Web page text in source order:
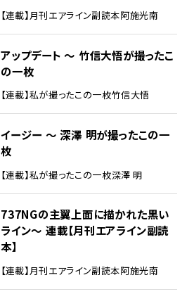
【連載】月刊エアライン副読本阿施光南
アップデート ～ 竹信大悟が撮ったこ
の一枚
【連載】私が撮ったこの一枚竹信大悟
イージー ～ 深澤 明が撮ったこの一
枚
【連載】私が撮ったこの一枚深澤 明
737NGの主翼上面に描かれた黒い
ライン～ 連載【月刊エアライン副読
本】
【連載】月刊エアライン副読本阿施光南